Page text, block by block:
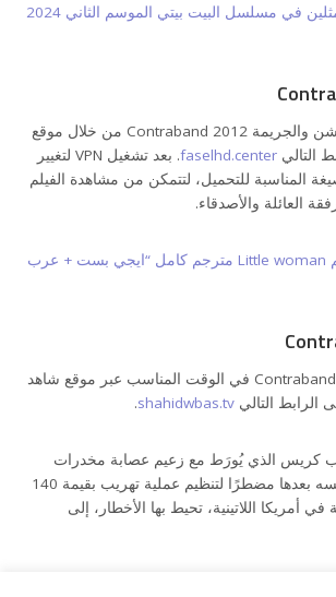
اسماء الممثلين في مسلسل البيت بيتي الموسم الثاني 2024
يمكنك تنزيل فيلم الأكشن والجريمة Contraband 2012 من خلال موقع
التالي faselhd.center
. بعد تشغيل VPN لتغيير
المناسبة للتحميل، لتتمكن من مشاهدة الفيلم
العائلة والأصدقاء.
تحميل فيلم Little woman مترجم كامل “ايجي بست + عرب
استمتع بمشاهدة فيلم Contraband في الوقت المناسب عبر موقع شاهد
التالي shahidwbas.tv
.
كريس الذي يُورَط مع زعيم عصابة مخدرات
لحماية نسيبه، ويجد نفسه بعدها مضطرًا لتنظيم عملية تهريب بقيمة 140
أمريكا اللاتينية، تحيط بها الأخطار، إلى